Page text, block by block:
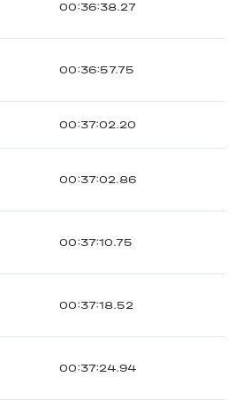
00:36:38.27
00:36:57.75
00:37:02.20
00:37:02.86
00:37:10.75
00:37:18.52
00:37:24.94